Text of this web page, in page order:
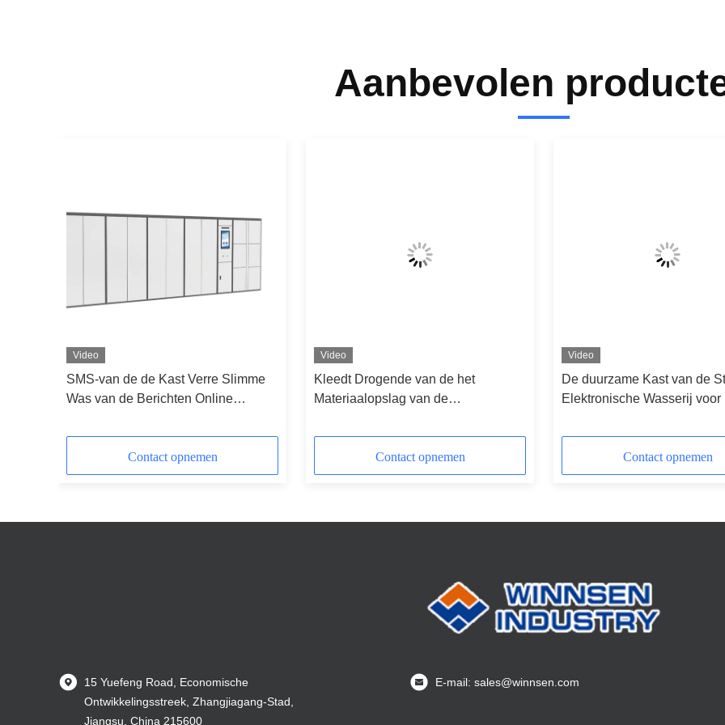
Aanbevolen
Video
SMS-van de de Kast Verre Slimme
Was van de Berichten Online
screen
Contact opnemen
Video
Kleedt Drogende van de het
Materiaalopslag van de
Kastkabinet het Staalkast met
Contact opnemen
Video
De duurzame Kast van de
Elektronische Wasserij voor
Contact opnemen
15 Yuefeng Road, Economische
Ontwikkelingsstreek, Zhangjiagang-Stad,
Jiangsu, China 215600
E-mail: sales@winnsen.com